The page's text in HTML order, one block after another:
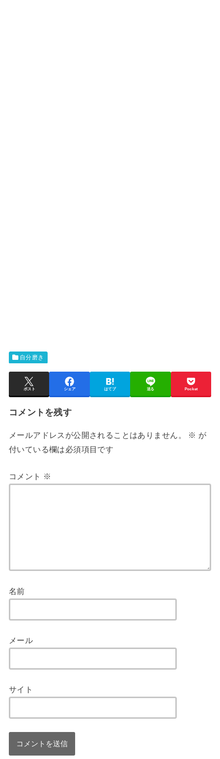
自分磨き
ポスト シェア はてブ 送る Pocket
コメントを残す
メールアドレスが公開されることはありません。 ※ が
付いている欄は必須項目です
コメント ※
名前
メール
サイト